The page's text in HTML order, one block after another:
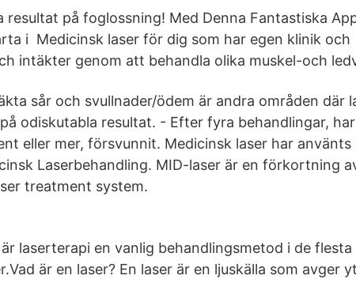
resultat på foglossning! Med Denna Fantastiska
i Medicinsk laser för dig som har egen klinik och
intäkter genom att behandla olika muskel-och
sår och svullnader/ödem är andra områden där
odiskutabla resultat. - Efter fyra behandlingar,
eller mer, försvunnit. Medicinsk laser har använts
Laserbehandling. MID-laser är en förkortning
treatment system.
laserterapi en vanlig behandlingsmetod i de flesta
är en laser? En laser är en ljuskälla som avger